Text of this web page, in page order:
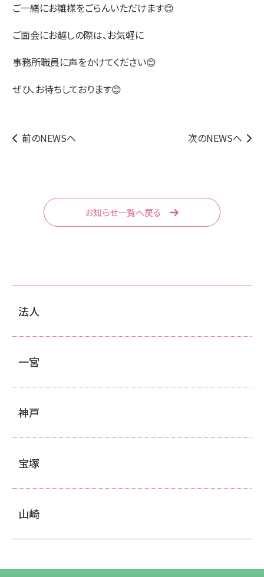
ご一緒にお雛様をごらんいただけます😊
ご面会にお越しの際は、お気軽に
事務所職員に声をかけてください😊
ぜひ、お待ちしております😊
前のNEWSへ 次のNEWSへ
お知らせ一覧へ戻る
法人
一宮
神戸
宝塚
山崎